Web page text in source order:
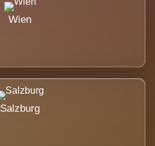
Wien
Salzburg